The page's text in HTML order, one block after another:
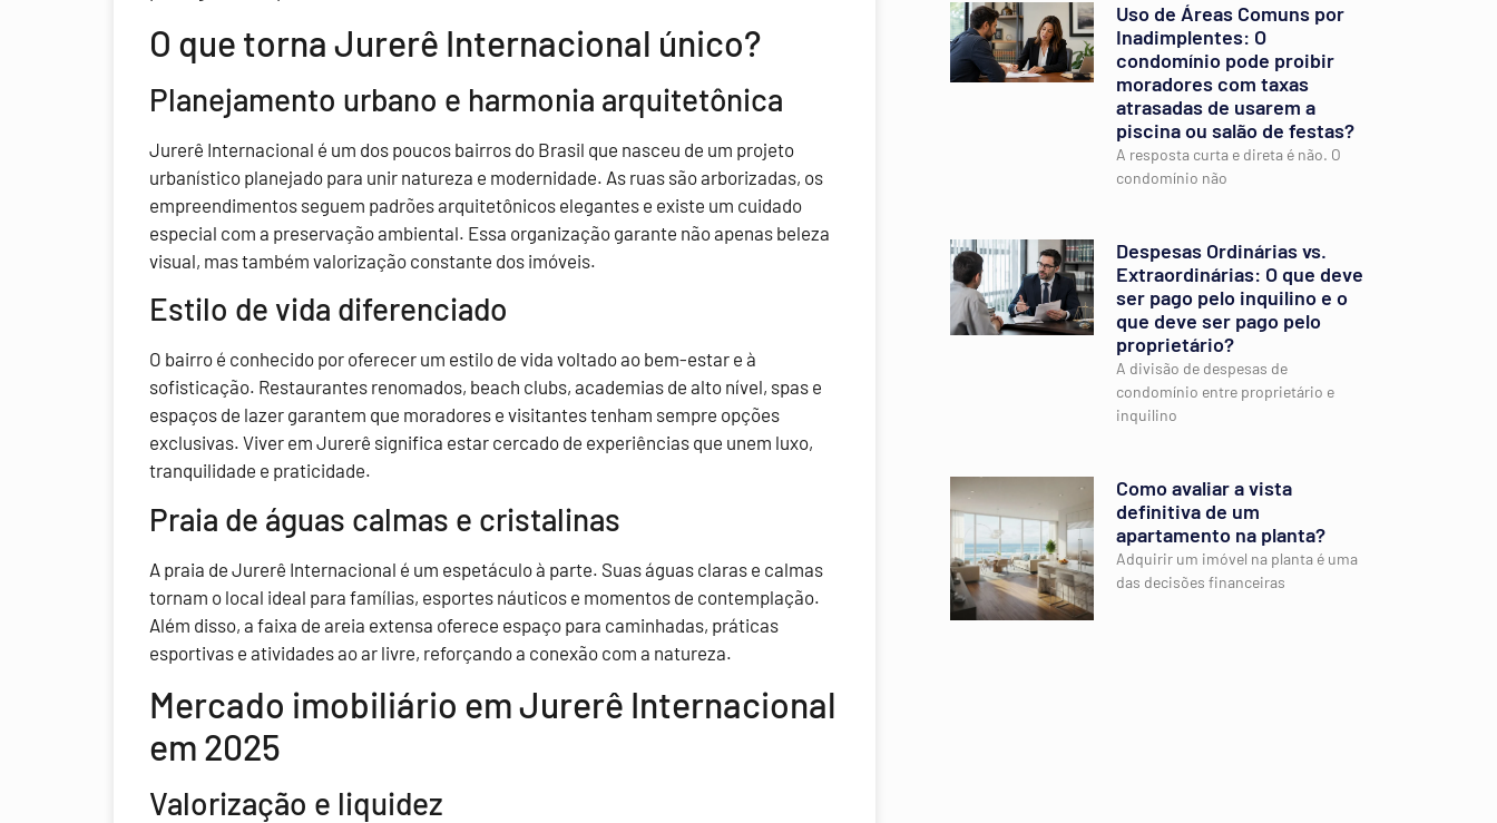
O que torna Jurerê Internacional único?
Planejamento urbano e harmonia arquitetônica
Jurerê Internacional é um dos poucos bairros do Brasil que nasceu de um projeto
urbanístico planejado para unir natureza e modernidade. As ruas são arborizadas, os
empreendimentos seguem padrões arquitetônicos elegantes e existe um cuidado
especial com a preservação ambiental. Essa organização garante não apenas beleza
visual, mas também valorização constante dos imóveis.
Estilo de vida diferenciado
O bairro é conhecido por oferecer um estilo de vida voltado ao bem-estar e à
sofisticação. Restaurantes renomados, beach clubs, academias de alto nível, spas e
espaços de lazer garantem que moradores e visitantes tenham sempre opções
exclusivas. Viver em Jurerê significa estar cercado de experiências que unem luxo,
tranquilidade e praticidade.
Praia de águas calmas e cristalinas
A praia de Jurerê Internacional é um espetáculo à parte. Suas águas claras e calmas
tornam o local ideal para famílias, esportes náuticos e momentos de contemplação.
Além disso, a faixa de areia extensa oferece espaço para caminhadas, práticas
esportivas e atividades ao ar livre, reforçando a conexão com a natureza.
Mercado imobiliário em Jurerê Internacional
em 2025
Valorização e liquidez
Uso de Áreas Comuns por
Inadimplentes: O
condomínio pode proibir
moradores com taxas
atrasadas de usarem a
piscina ou salão de festas?
A resposta curta e direta é não. O
condomínio não
Despesas Ordinárias vs.
Extraordinárias: O que deve
ser pago pelo inquilino e o
que deve ser pago pelo
proprietário?
A divisão de despesas de
condomínio entre proprietário e
inquilino
Como avaliar a vista
definitiva de um
apartamento na planta?
Adquirir um imóvel na planta é uma
das decisões financeiras